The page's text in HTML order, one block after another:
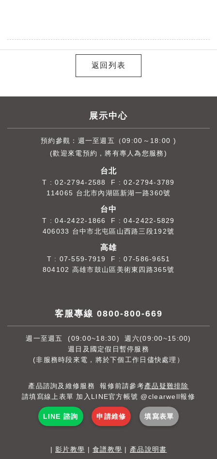
返回列表
展示中心
預約參觀：週一至週五（09:00～18:00 )
(歡迎來電預約，將有專人為您服務)
台北
T :02-2794-2588
F : 02-2794-3789
114065 台北市內湖區新湖一路360號
台中
T :04-2422-1866
F : 04-2422-5829
406033 台中市北屯區山西路三段192號
高雄
T : 07-559-7919
F : 07-586-9651
804102 高雄市鼓山區美術東四路365號
客服專線 0800-800-669
週一至週五 (09:00~18:30) 週六(09:00~15:00)
週日及國定假日暫停服務
(非服務時段來電，將於下個工作日儘快處理）
產品諮詢及維修服務 報修前請參考產品疑難排除
請填寫線上表單 加入LINE官方帳號 @clearwell報修
LINE 諮詢 申請維修 填寫表單
|影片教學 |食譜教學 | 產品說明書